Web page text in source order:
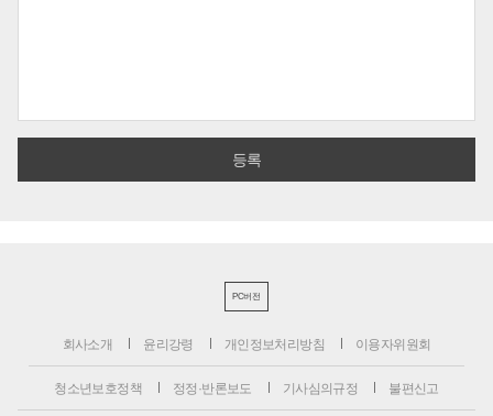
PC버전
회사소개 윤리강령 개인정보처리방침 이용자위원회
청소년보호정책 정정·반론보도 기사심의규정 불편신고